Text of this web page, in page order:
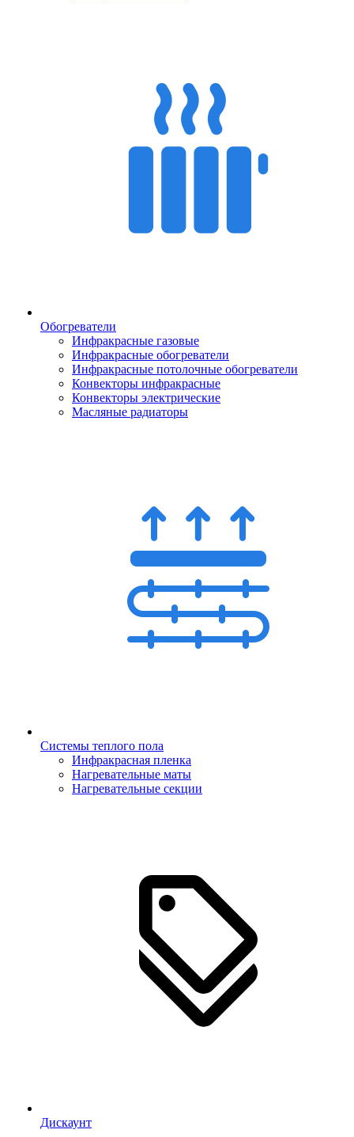
Обогреватели
Инфракрасные газовые
Инфракрасные обогреватели
Инфракрасные потолочные обогреватели
Конвекторы инфракрасные
Конвекторы электрические
Масляные радиаторы
Системы теплого пола
Инфракрасная пленка
Нагревательные маты
Нагревательные секции
Дискаунт